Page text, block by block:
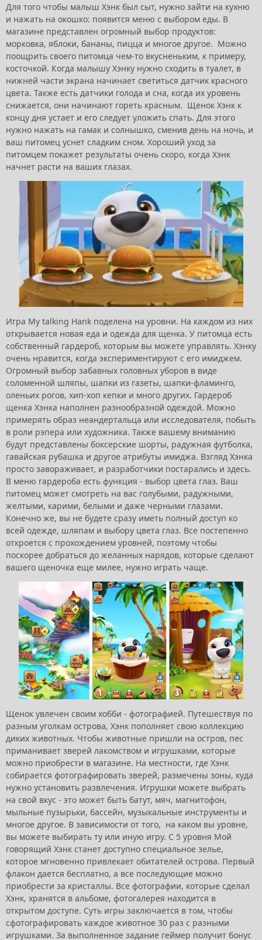
Для того чтобы малыш Хэнк был сыт, нужно зайти на кухню
и нажать на окошко: появится меню с выбором еды. В
магазине представлен огромный выбор продуктов:
морковка, яблоки, бананы, пицца и многое другое. Можно
поощрить своего питомца чем-то вкусненьким, к примеру,
косточкой. Когда малышу Хэнку нужно сходить в туалет, в
нижней части экрана начинает светиться датчик красного
цвета. Также есть датчики голода и сна, когда их уровень
снижается, они начинают гореть красным. Щенок Хэнк к
концу дня устает и его следует уложить спать. Для этого
нужно нажать на гамак и солнышко, сменив день на ночь, и
ваш питомец уснет сладким сном. Хороший уход за
питомцем покажет результаты очень скоро, когда Хэнк
начнет расти на ваших глазах.
Игра My talking Hank поделена на уровни. На каждом из них
открывается новая еда и одежда для щенка. У питомца есть
собственный гардероб, которым вы можете управлять. Хэнку
очень нравится, когда экспериментируют с его имиджем.
Огромный выбор забавных головных уборов в виде
соломенной шляпы, шапки из газеты, шапки-фламинго,
оленьих рогов, хип-хоп кепки и много других. Гардероб
щенка Хэнка наполнен разнообразной одеждой. Можно
примерять образ неандертальца или исследователя, побыть
в роли рэпера или художника. Также вашему вниманию
будут представлены боксерские шорты, радужная футболка,
гавайская рубашка и другое атрибуты имиджа. Взгляд Хэнка
просто завораживает, и разработчики постарались и здесь.
В меню гардероба есть функция - выбор цвета глаз. Ваш
питомец может смотреть на вас голубыми, радужными,
желтыми, карими, белыми и даже черными глазами.
Конечно же, вы не будете сразу иметь полный доступ ко
всей одежде, шляпам и выбору цвета глаз. Все постепенно
откроется с прохождением уровней, поэтому чтобы
поскорее добраться до желанных нарядов, которые сделают
вашего щеночка еще милее, нужно играть чаще.
Щенок увлечен своим хобби - фотографией. Путешествуя по
разным уголкам острова, Хэнк пополняет свою коллекцию
диких животных. Чтобы животные пришли на остров, пес
приманивает зверей лакомством и игрушками, которые
можно приобрести в магазине. На местности, где Хэнк
собирается фотографировать зверей, размечены зоны, куда
нужно установить развлечения. Игрушки можете выбрать
на свой вкус - это может быть батут, мяч, магнитофон,
мыльные пузырьки, бассейн, музыкальные инструменты и
многое другое. В зависимости от того, на каком вы уровне,
вы можете выбирать ту или иную игру. С 5 уровня Мой
говорящий Хэнк станет доступно специальное зелье,
которое мгновенно привлекает обитателей острова. Первый
флакон дается бесплатно, а все последующие можно
приобрести за кристаллы. Все фотографии, которые сделал
Хэнк, хранятся в альбоме, фотогалерея находится в
открытом доступе. Суть игры заключается в том, чтобы
сфотографировать каждое животное 30 раз с разными
игрушками. За выполненное задание геймер получит бонус